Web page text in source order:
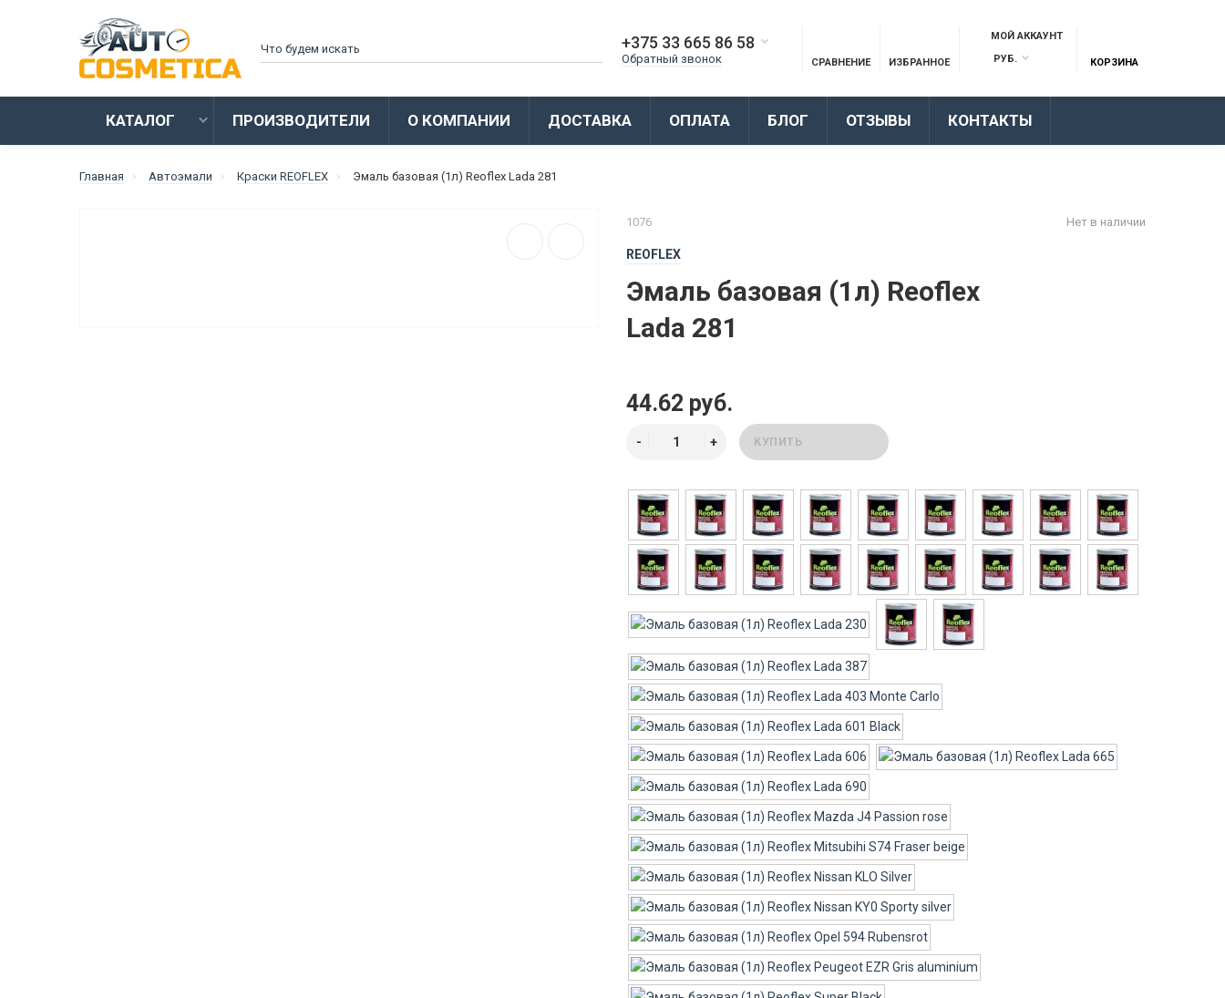
+375 33 665 86 58
Обратный звонок СРАВНЕНИЕ ИЗБРАННОЕ
МОЙ АККАУНТ
РУБ.
КОРЗИНА
КАТАЛОГ ПРОИЗВОДИТЕЛИ О КОМПАНИИ ДОСТАВКА ОПЛАТА БЛОГ ОТЗЫВЫ КОНТАКТЫ
Главная Автоэмали Краски REOFLEX Эмаль базовая (1л) Reoflex Lada 281
1076
REOFLEX
Эмаль базовая (1л) Reoflex
Lada 281
Нет в наличии
44.62 руб.
КУПИТЬ